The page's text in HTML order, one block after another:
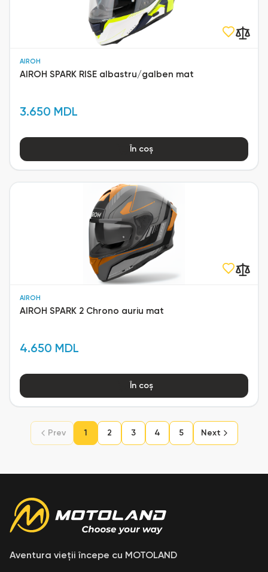
AIROH
AIROH SPARK RISE albastru/galben mat
3.650 MDL
În coș
AIROH
AIROH SPARK 2 Chrono auriu mat
4.650 MDL
În coș
Prev 1 2 3 4 5 Next
Aventura vieții începe cu MOTOLAND